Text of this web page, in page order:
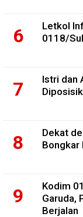
Letkol
0118/
Istri dan
Dekat
Bongkar
Kodim
Garuda,
Berjalan